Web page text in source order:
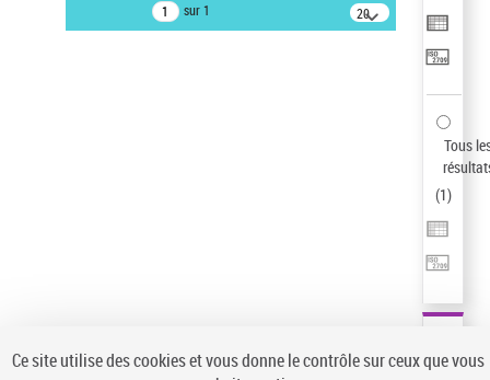
Type de notice d'autorité
sur 1
20
résultats/page
Tous
(1)
Ce site utilise des cookies et vous donne le contrôle sur ceux que vous